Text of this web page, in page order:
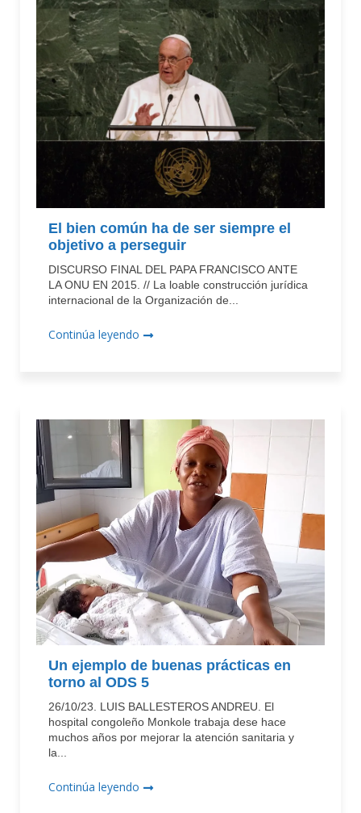
El bien común ha de ser siempre el
objetivo a perseguir
DISCURSO FINAL DEL PAPA FRANCISCO ANTE
LA ONU EN 2015. // La loable construcción jurídica
internacional de la Organización de...
Continúa leyendo
Un ejemplo de buenas prácticas en
torno al ODS 5
26/10/23. LUIS BALLESTEROS ANDREU. El
hospital congoleño Monkole trabaja dese hace
muchos años por mejorar la atención sanitaria y
la...
Continúa leyendo